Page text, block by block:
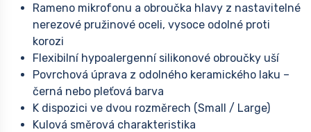
Rameno mikrofonu a obroučka hlavy z nastavitelné
nerezové pružinové oceli, vysoce odolné proti
korozi
Flexibilní hypoalergenní silikonové obroučky uší
Povrchová úprava z odolného keramického laku –
černá nebo pleťová barva
K dispozici ve dvou rozměrech (Small / Large)
Kulová směrová charakteristika